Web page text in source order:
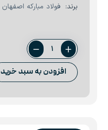
برند: فولاد مبارکه اصفهان
ورق
4
آجدار
افزودن به سبد خرید